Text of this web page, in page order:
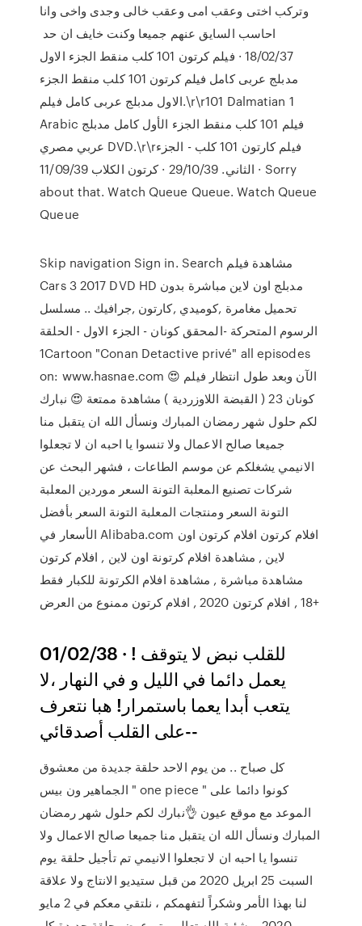
وتركب اختى وعقب امى وعقب خالى وجدى واخى وانا
احاسب السايق عنهم جميعا وكنت خايف ان حد
18/02/37 · فيلم كرتون 101 كلب منقط الجزء الاول
مدبلج عربى كامل فيلم كرتون 101 كلب منقط الجزء
الاول مدبلج عربى كامل فيلم.\r\r101 Dalmatian 1
Arabic فيلم 101 كلب منقط الجزء الأول كامل مدبلج
عربي مصري DVD.\r\rفيلم كارتون 101 كلب - الجزء
الثاني. 29/10/39 · كرتون الكلاب 11/09/39 · Sorry
about that. Watch Queue Queue. Watch Queue
Queue
Skip navigation Sign in. Search مشاهدة فيلم
Cars 3 2017 DVD HD مدبلج اون لاين مباشرة بدون
تحميل مغامرة ,كوميدي ,كارتون ,جرافيك .. مسلسل
الرسوم المتحركة -المحقق كونان - الجزء الاول - الحلقة
1Cartoon "Conan Detactive privé" all episodes
on: www.hasnae.com 😍 الآن وبعد طول انتظار فيلم
كونان 23 ( القبضة اللاوزردية ) مشاهدة ممتعة 😍 نبارك
لكم حلول شهر رمضان المبارك ونسأل الله ان يتقبل منا
جميعا صالح الاعمال ولا تنسوا يا احبه ان لا تجعلوا
الانيمي يشغلكم عن موسم الطاعات ، فشهر البحث عن
شركات تصنيع المعلبة التونة السعر موردين المعلبة
التونة السعر ومنتجات المعلبة التونة السعر بأفضل
الأسعار في Alibaba.com افلام كرتون افلام كرتون اون
لاين , مشاهدة افلام كرتونة اون لاين , افلام كرتون
مشاهدة مباشرة , مشاهدة افلام الكرتونة للكبار فقط
+18 , افلام كرتون 2020 , افلام كرتون ممنوع من العرض
01/02/38 · للقلب نبض لا يتوقف !
يعمل دائما في الليل و في النهار ،لا
يتعب أبدا يعما باستمرار! هبا نتعرف
على القلب أصدقائي--
كل صباح .. من يوم الاحد حلقة جديدة من معشوق
الجماهير ون بيس " one piece " كونوا دائما على
الموعد مع موقع عيون 👌نبارك لكم حلول شهر رمضان
المبارك ونسأل الله ان يتقبل منا جميعا صالح الاعمال ولا
تنسوا يا احبه ان لا تجعلوا الانيمي تم تأجيل حلقة يوم
السبت 25 ابريل 2020 من قبل ستيديو الانتاج ولا علاقة
لنا بهذا الأمر وشكراً لتفهمكم ، نلتقي معكم في 2 مايو